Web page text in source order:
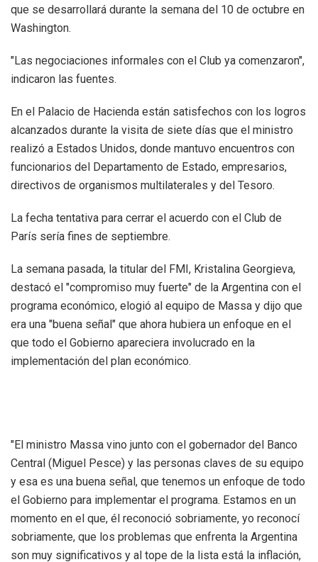
que se desarrollará durante la semana del 10 de octubre en
Washington.
"Las negociaciones informales con el Club ya comenzaron",
indicaron las fuentes.
En el Palacio de Hacienda están satisfechos con los logros
alcanzados durante la visita de siete días que el ministro
realizó a Estados Unidos, donde mantuvo encuentros con
funcionarios del Departamento de Estado, empresarios,
directivos de organismos multilaterales y del Tesoro.
La fecha tentativa para cerrar el acuerdo con el Club de
París sería fines de septiembre.
La semana pasada, la titular del FMI, Kristalina Georgieva,
destacó el "compromiso muy fuerte" de la Argentina con el
programa económico, elogió al equipo de Massa y dijo que
era una "buena señal" que ahora hubiera un enfoque en el
que todo el Gobierno apareciera involucrado en la
implementación del plan económico.
"El ministro Massa vino junto con el gobernador del Banco
Central (Miguel Pesce) y las personas claves de su equipo
y esa es una buena señal, que tenemos un enfoque de todo
el Gobierno para implementar el programa. Estamos en un
momento en el que, él reconoció sobriamente, yo reconocí
sobriamente, que los problemas que enfrenta la Argentina
son muy significativos y al tope de la lista está la inflación,